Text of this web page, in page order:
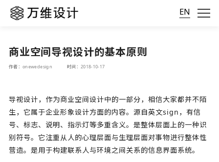
EN
商业空间导视设计的基本原则
作者：onewedesign 时间：2018-10-17
导视设计，作为商业空间设计中的一部分，相信大家都并不陌
生，它属于企业形象设计方面的内容。源自英文sign，有信
号、标志、说明、指示灯等多重含义。是整体层面上的一种识
别符号。它注重从人的心理层面与生理层面对事物进行整体性
营造。是用于构建联系人与环境之间关系的信息界面系统。